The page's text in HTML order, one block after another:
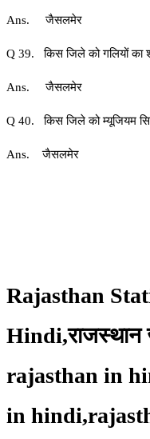
Ans. जैसलमेर
Q 39. किस जिले को गलियों का
Ans. जैसलमेर
Q 40. किस जिले को म्यूजियम
Ans. जैसलमेर
Rajasthan
Hindi,राजस्थान
rajasthan in
in